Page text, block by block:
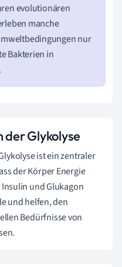
evolutionären
manche
nur
Bakterien in
der Glykolyse
ist ein zentraler
der Körper Energie
und Glukagon
und helfen, den
Bedürfnisse von